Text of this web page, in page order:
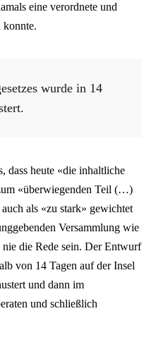
eine verordnete und
konnte.
wurde in 14
dass heute «die inhaltliche
«überwiegenden Teil (…)
als «zu stark» gewichtet
Versammlung wie
die Rede sein. Der Entwurf
von 14 Tagen auf der Insel
und dann im
und schließlich